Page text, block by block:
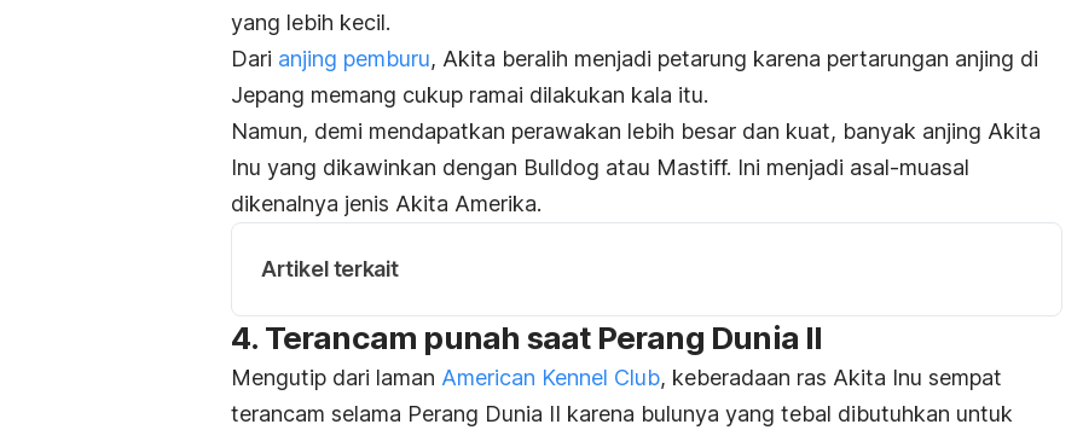
yang lebih kecil.
Dari anjing pemburu, Akita beralih menjadi petarung karena pertarungan anjing di
Jepang memang cukup ramai dilakukan kala itu.
Namun, demi mendapatkan perawakan lebih besar dan kuat, banyak anjing Akita
Inu yang dikawinkan dengan Bulldog atau Mastiff. Ini menjadi asal-muasal
dikenalnya jenis Akita Amerika.
Artikel terkait
4. Terancam punah saat Perang Dunia II
Mengutip dari laman American Kennel Club, keberadaan ras Akita Inu sempat
terancam selama Perang Dunia II karena bulunya yang tebal dibutuhkan untuk